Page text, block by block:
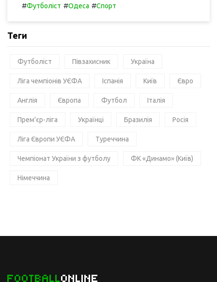
#Футболіст #Одеса #Спорт
Теги
Футболіст Півзахисник Україна
Ліга чемпіонів УЄФА Іспанія Київ Євро
Англія Європа Футбол Італія
Прем'єр-ліга Українці Бразилія Росія
Ліга Європи УЄФА Туреччина
Чемпіонат України з футболу ФК «Динамо» (Київ)
Німеччина
FOOTBALLONLINE